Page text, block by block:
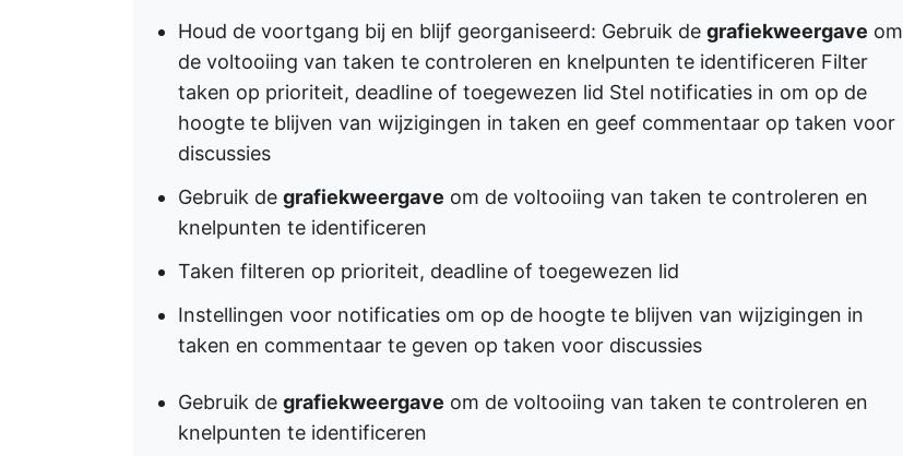
Houd de voortgang bij en blijf georganiseerd: Gebruik de grafiekweergave om
de voltooiing van taken te controleren en knelpunten te identificeren Filter
taken op prioriteit, deadline of toegewezen lid Stel notificaties in om op de
hoogte te blijven van wijzigingen in taken en geef commentaar op taken voor
discussies
Gebruik de grafiekweergave om de voltooiing van taken te controleren en
knelpunten te identificeren
Taken filteren op prioriteit, deadline of toegewezen lid
Instellingen voor notificaties om op de hoogte te blijven van wijzigingen in
taken en commentaar te geven op taken voor discussies
Gebruik de grafiekweergave om de voltooiing van taken te controleren en
knelpunten te identificeren